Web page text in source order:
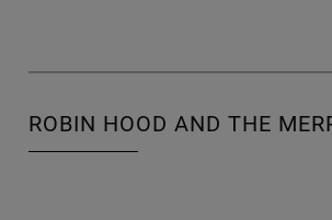
ROBIN HOOD AND THE